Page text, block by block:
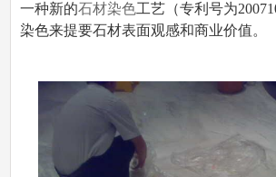
一种新的石材染色工艺（专利号为
染色来提要石材表面观感和商业价值。